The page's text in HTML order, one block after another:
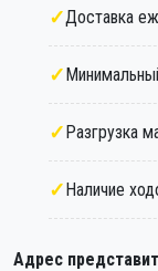
Доставка
Разгрузка
Наличие
Адрес